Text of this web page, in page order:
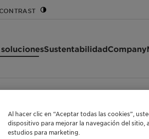
SustentabilidadCompany
Emulsifier HP 49
Al hacer clic en “Aceptar todas las cookies”,
dispositivo para mejorar la navegación del sitio,
estudios para marketing.